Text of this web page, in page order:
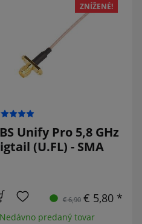
ZNÍŽENÉ!
Unify Pro 5,8 GHz
(U.FL) - SMA
€ 6,90 € 5,80 *
predaný tovar